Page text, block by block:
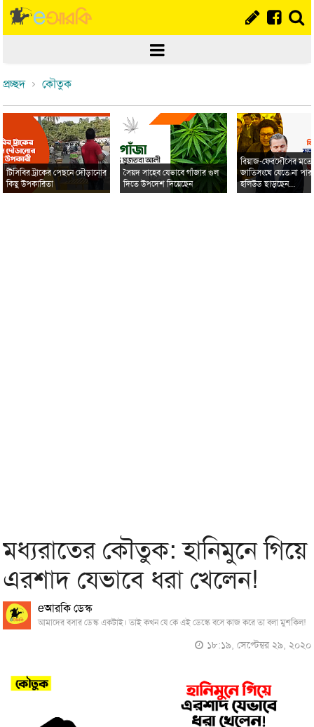
প্রচ্ছদ কৌতুক
টিসিবির ট্রাকের পেছনে দৌড়ানোর
কিছু উপকারিতা
সৈয়দ সাহেব যেভাবে গাঁজার গুল
দিতে উপদেশ দিয়েছেন
রিয়াজ-ফেরদৌসের মতো
জাতিসংঘে যেতে না
হলিউড ছাড়ছেন...
মধ্যরাতের কৌতুক: হানিমুনে গিয়ে
এরশাদ যেভাবে ধরা খেলেন!
eআরকি ডেস্ক
আমাদের বসার ডেস্ক একটাই। তাই কখন যে কে এই ডেস্কে বসে কাজ করে তা বলা মুশকিল!
১৮:১৯, সেপ্টেম্বর ২৯, ২০২০